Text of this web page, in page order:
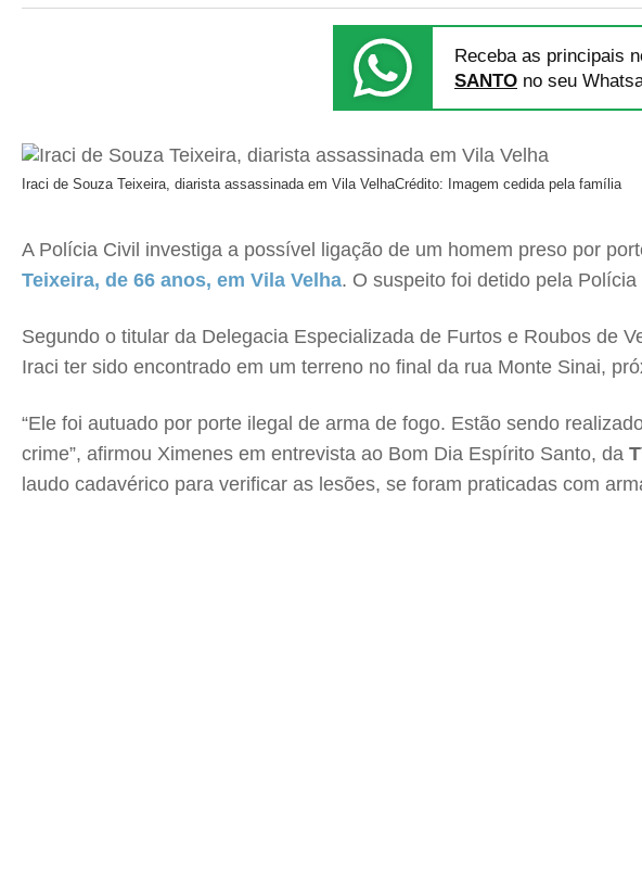
Receba as principais
SANTO no seu
Iraci de Souza Teixeira, diarista assassinada em Vila VelhaCrédito: Imagem cedida pela família
A Polícia Civil investiga a possível ligação de um homem preso por
Teixeira, de 66 anos, em Vila Velha. O suspeito foi detido pela
Segundo o titular da Delegacia Especializada de Furtos e Roubos de
Iraci ter sido encontrado em um terreno no final da rua Monte Sinai,
“Ele foi autuado por porte ilegal de arma de fogo. Estão sendo
crime”, afirmou Ximenes em entrevista ao Bom Dia Espírito Santo, da
laudo cadavérico para verificar as lesões, se foram praticadas com